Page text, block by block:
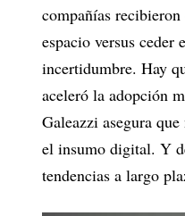
compañías
espacio versus ceder
incertidumbre. Hay
aceleró la adopción
Galeazzi asegura
el insumo digital. Y
tendencias a largo